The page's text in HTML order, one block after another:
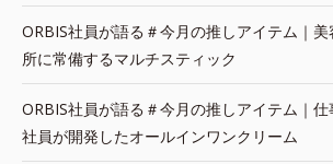
ORBIS社員が語る＃今月の推しアイテム｜
所に常備するマルチスティック
ORBIS社員が語る＃今月の推しアイテム｜
社員が開発したオールインワンクリーム